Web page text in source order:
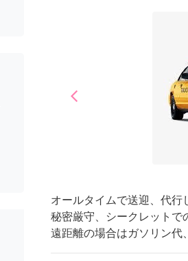
arrow_back_iosPrevious
オールタイムで送迎、代行
秘密厳守、シークレットで
遠距離の場合はガソリン代